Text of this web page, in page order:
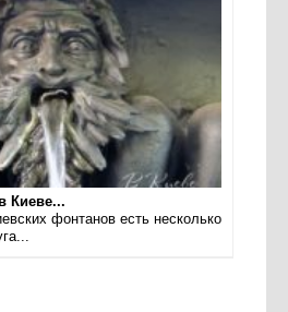
Киеве...
фонтанов есть несколько